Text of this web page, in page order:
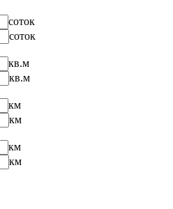
соток
соток
кв.м
кв.м
км
км
км
км